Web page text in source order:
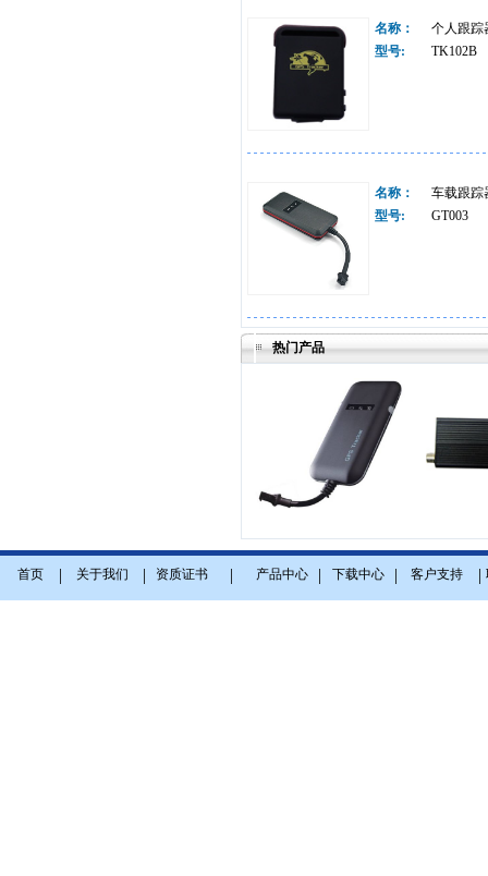
名称：
型号:
个人跟踪
TK102B
名称：
型号:
车载跟踪
GT003
热门产品
首页 | 关于我们 | 资质证书 | 产品中心 | 下载中心 | 客户支持 |